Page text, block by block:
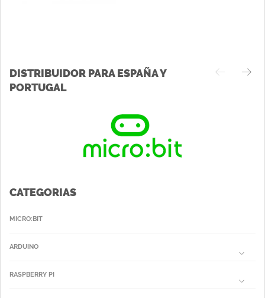
DISTRIBUIDOR PARA ESPAÑA Y
PORTUGAL
CATEGORIAS
MICRO:BIT
ARDUINO
RASPBERRY PI